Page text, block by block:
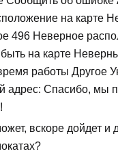
на карте
496 Неверное
на карте
работы Другое
адрес: Спасибо, мы
вскоре дойдет и